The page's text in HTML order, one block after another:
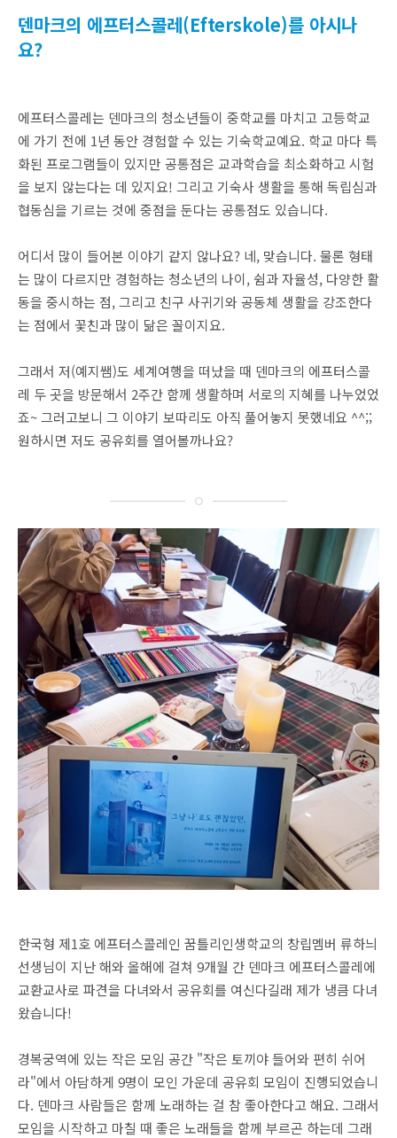
덴마크의 에프터스콜레(Efterskole)를 아시나
요?
에프터스콜레는 덴마크의 청소년들이 중학교를 마치고 고등학교
에 가기 전에 1년 동안 경험할 수 있는 기숙학교예요. 학교 마다 특
화된 프로그램들이 있지만 공통점은 교과학습을 최소화하고 시험
을 보지 않는다는 데 있지요! 그리고 기숙사 생활을 통해 독립심과
협동심을 기르는 것에 중점을 둔다는 공통점도 있습니다.
어디서 많이 들어본 이야기 같지 않나요? 네, 맞습니다. 물론 형태
는 많이 다르지만 경험하는 청소년의 나이, 쉼과 자율성, 다양한 활
동을 중시하는 점, 그리고 친구 사귀기와 공동체 생활을 강조한다
는 점에서 꽃친과 많이 닮은 꼴이지요.
그래서 저(예지쌤)도 세계여행을 떠났을 때 덴마크의 에프터스콜
레 두 곳을 방문해서 2주간 함께 생활하며 서로의 지혜를 나누었었
죠~ 그러고보니 그 이야기 보따리도 아직 풀어놓지 못했네요 ^^;;
원하시면 저도 공유회를 열어볼까나요?
한국형 제1호 에프터스콜레인 꿈틀리인생학교의 창립멤버 류하늬
선생님이 지난 해와 올해에 걸쳐 9개월 간 덴마크 에프터스콜레에
교환교사로 파견을 다녀와서 공유회를 여신다길래 제가 냉큼 다녀
왔습니다!
경복궁역에 있는 작은 모임 공간 "작은 토끼야 들어와 편히 쉬어
라"에서 아담하게 9명이 모인 가운데 공유회 모임이 진행되었습니
다. 덴마크 사람들은 함께 노래하는 걸 참 좋아한다고 해요. 그래서
모임을 시작하고 마칠 때 좋은 노래들을 함께 부르곤 하는데 그래